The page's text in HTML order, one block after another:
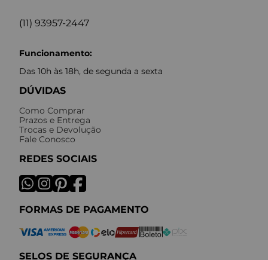
(11) 93957-2447
Funcionamento:
Das 10h às 18h, de segunda a sexta
DÚVIDAS
Como Comprar
Prazos e Entrega
Trocas e Devolução
Fale Conosco
REDES SOCIAIS
FORMAS DE PAGAMENTO
SELOS DE SEGURANÇA